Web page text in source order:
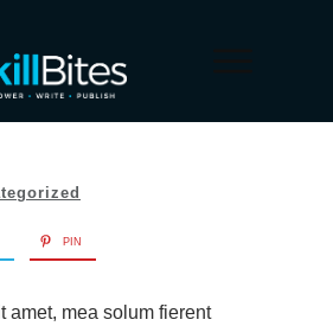
PIN
amet, mea solum fierent